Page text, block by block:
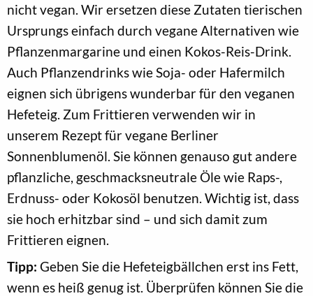
nicht vegan. Wir ersetzen diese Zutaten tierischen
Ursprungs einfach durch vegane Alternativen wie
Pflanzenmargarine und einen Kokos-Reis-Drink.
Auch Pflanzendrinks wie Soja- oder Hafermilch
eignen sich übrigens wunderbar für den veganen
Hefeteig. Zum Frittieren verwenden wir in
unserem Rezept für vegane Berliner
Sonnenblumenöl. Sie können genauso gut andere
pflanzliche, geschmacksneutrale Öle wie Raps-,
Erdnuss- oder Kokosöl benutzen. Wichtig ist, dass
sie hoch erhitzbar sind – und sich damit zum
Frittieren eignen.
Tipp: Geben Sie die Hefeteigbällchen erst ins Fett,
wenn es heiß genug ist. Überprüfen können Sie die